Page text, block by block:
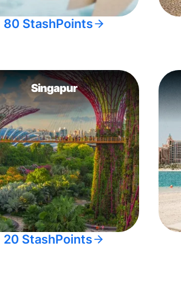
80 StashPoints
Singapur
20 StashPoints